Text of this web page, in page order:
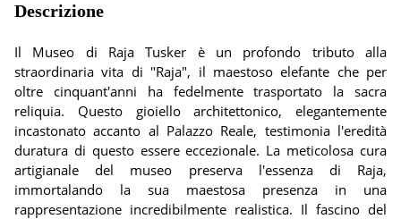
Descrizione
Il Museo di Raja Tusker è un profondo tributo alla
straordinaria vita di "Raja", il maestoso elefante che per
oltre cinquant'anni ha fedelmente trasportato la sacra
reliquia. Questo gioiello architettonico, elegantemente
incastonato accanto al Palazzo Reale, testimonia l'eredità
duratura di questo essere eccezionale. La meticolosa cura
artigianale del museo preserva l'essenza di Raja,
immortalando la sua maestosa presenza in una
rappresentazione incredibilmente realistica. Il fascino del